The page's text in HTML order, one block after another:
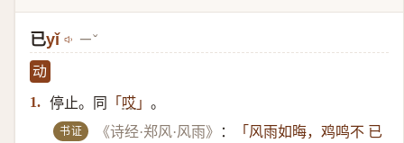
已yǐ ㄧˇ
动
1. 停止。同 「 哎 」 。
书证 《诗经·郑风·风雨》 ：
「风雨如晦，鸡鸣不 已